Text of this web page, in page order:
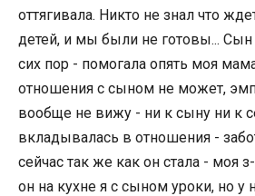
оттягивала. Никто не знал что
детей, и мы были не готовы... Сын
сих пор - помогала опять моя
отношения с сыном не может,
вообще не вижу - ни к сыну ни к
вкладывалась в отношения -
сейчас так же как он стала - моя
он на кухне я с сыном уроки, но у